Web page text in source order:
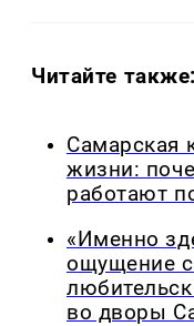
Читайте также:
Самарская
жизни:
работают
«Именно
ощущение
во дворы